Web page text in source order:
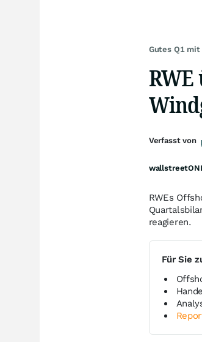
Gutes Q1
RWEs
reagieren.
Für Sie
Verfasst von